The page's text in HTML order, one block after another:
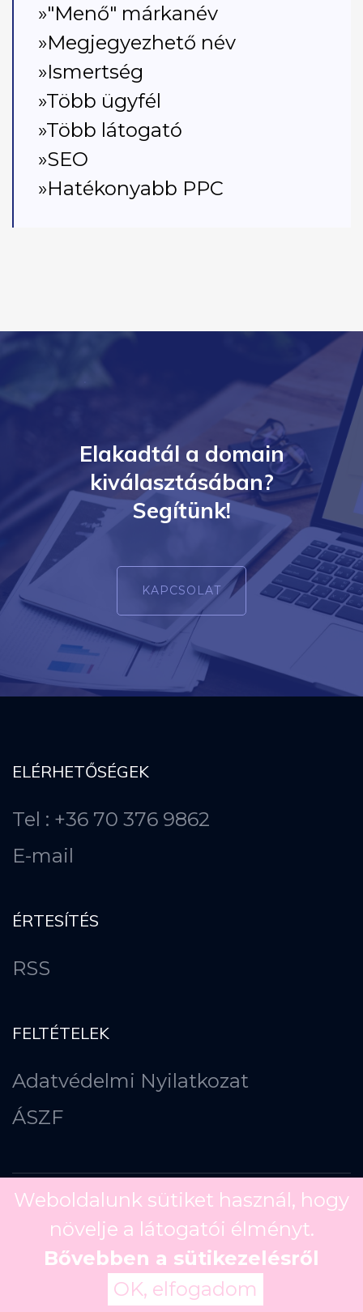
»"Menő" márkanév
»Megjegyezhető név
»Ismertség
»Több ügyfél
»Több látogató
»SEO
»Hatékonyabb PPC
Elakadtál a domain
kiválasztásában?
Segítünk!
KAPCSOLAT
ELÉRHETŐSÉGEK
Tel : +36 70 376 9862
E-mail
ÉRTESÍTÉS
RSS
FELTÉTELEK
Adatvédelmi Nyilatkozat
ÁSZF
Copyright © 2026
Weboldalunk sütiket használ, hogy
növelje a látogatói élményt.
Bővebben a sütikezelésről
OK, elfogadom